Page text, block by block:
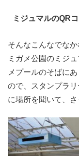
ミジュマルのQR
そんなこんなでな
ミガメ公園のミジ
メプールのそばに
ので、スタンプラ
に場所を聞いて、